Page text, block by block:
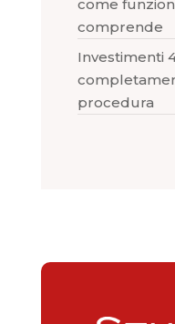
come
comprende
Investimenti
procedura